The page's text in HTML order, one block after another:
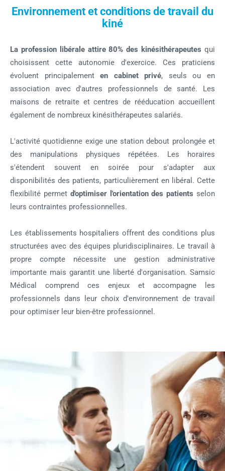
Environnement et conditions de travail du
kiné
La profession libérale attire 80% des kinésithérapeutes qui
choisissent cette autonomie d'exercice. Ces praticiens
évoluent principalementen cabinet privé, seuls ou en
association avec d'autres professionnels de santé. Les
maisons de retraite et centres de rééducation accueillent
également de nombreux kinésithérapeutes salariés.
L'activité quotidienne exige une station debout prolongée et
des manipulations physiques répétées. Les horaires
s'étendent souvent en soirée pour s'adapter aux
disponibilités des patients, particulièrement en libéral. Cette
flexibilité permet d'optimiser l'orientation des patients selon
leurs contraintes professionnelles.
Les établissements hospitaliers offrent des conditions plus
structurées avec des équipes pluridisciplinaires. Le travail à
propre compte nécessite une gestion administrative
importante mais garantit une liberté d'organisation. Samsic
Médical comprend ces enjeux et accompagne les
professionnels dans leur choix d'environnement de travail
pour optimiser leur bien-être professionnel.